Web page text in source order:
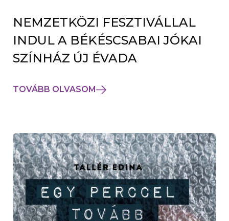
NEMZETKÖZI FESZTIVÁLLAL
INDUL A BÉKÉSCSABAI JÓKAI
SZÍNHÁZ ÚJ ÉVADA
TOVÁBB OLVASOM